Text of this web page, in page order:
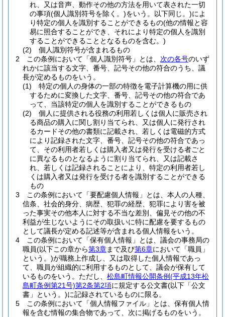
れ、又は音声、動作その他の方法を用いて表された一切
の事項(個人識別符号を除く。)をいう。以下同じ。)によ
り特定の個人を識別することができるもの(他の情報と容
易に照合することができ、それにより特定の個人を識別
することができることとなるものを含む。)
(2)
個人識別符号が含まれるもの
2
この条例において「個人識別符号」とは、 次の各号のいず
れかに該当する文字、番号、記号その他の符合のうち、議
長が定めるものをいう。
(1)
特定の個人の身体の一部の特徴を電子計算機の用に供
するために変換した文字、番号、記号その他の符合であ
って、当該特定の個人を識別することができるもの
(2)
個人に提供される役務の利用若しくは個人に販売され
る商品の購入に関し割り当てられ、又は個人に発行され
るカードその他の書類に記載され、若しくは電磁的方式
により記録された文字、番号、記号その他の符合であっ
て、その利用者若しくは購入者又は発行を受ける者ごと
に異なるものとなるように割り当てられ、又は記載さ
れ、若しくは記録されることにより、特定の利用者若し
くは購入者又は発行を受ける者を識別することができる
もの
3
この条例において「要配慮個人情報」とは、本人の人種、
信条、社会的身分、病歴、犯罪の経歴、犯罪により害を被
った事実その他本人に対する不当な差別、偏見その他の不
利益が生じないようにその取扱いに特に配慮を要するもの
として議長が定める記述等が含まれる個人情報をいう。
4
この条例において「保有個人情報」とは、議会の事務局の
職員(以下この章から第3章まで及び第6章において「職員」
という。)が職務上作成し、又は取得した個人情報であっ
て、職員が組織的に利用するものとして、議会が保有して
いるものをいう。 ただし、 松島町情報公開条例(平成13年松
島町条例第21号)第2条第2項に規定する公文書(以下「公文
書」という。)に記録されているものに限る。
5
この条例において「個人情報ファイル」とは、保有個人情
報を含む情報の集合物であって、次に掲げるものをいう。